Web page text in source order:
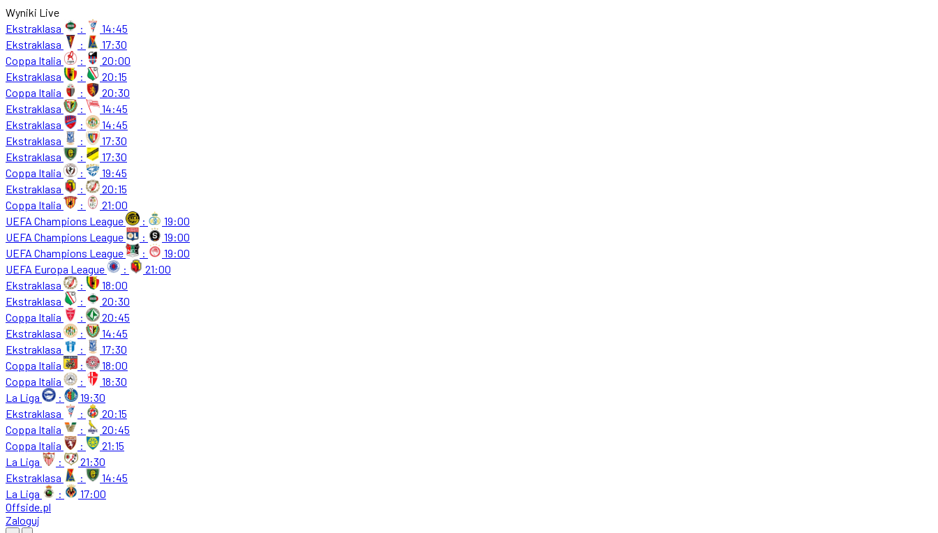
Wyniki Live
Ekstraklasa
:
14:45
Ekstraklasa
:
17:30
Coppa Italia
:
20:00
Ekstraklasa
:
20:15
Coppa Italia
:
20:30
Ekstraklasa
:
14:45
Ekstraklasa
:
14:45
Ekstraklasa
:
17:30
Ekstraklasa
:
17:30
Coppa Italia
:
19:45
Ekstraklasa
:
20:15
Coppa Italia
:
21:00
UEFA Champions League
:
19:00
UEFA Champions League
:
19:00
UEFA Champions League
:
19:00
UEFA Europa League
:
21:00
Ekstraklasa
:
18:00
Ekstraklasa
:
20:30
Coppa Italia
:
20:45
Ekstraklasa
:
14:45
Ekstraklasa
:
17:30
Coppa Italia
:
18:00
Coppa Italia
:
18:30
La Liga
:
19:30
Ekstraklasa
:
20:15
Coppa Italia
:
20:45
Coppa Italia
:
21:15
La Liga
:
21:30
Ekstraklasa
:
14:45
La Liga
:
17:00
Offside.pl
Zaloguj